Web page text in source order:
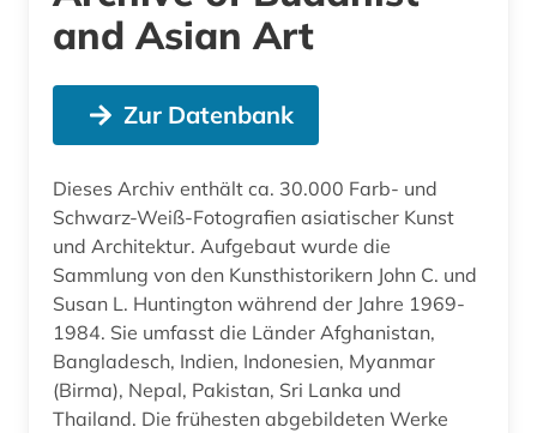
and Asian Art
Zur Datenbank
Dieses Archiv enthält ca. 30.000 Farb- und
Schwarz-Weiß-Fotografien asiatischer Kunst
und Architektur. Aufgebaut wurde die
Sammlung von den Kunsthistorikern John C. und
Susan L. Huntington während der Jahre 1969-
1984. Sie umfasst die Länder Afghanistan,
Bangladesch, Indien, Indonesien, Myanmar
(Birma), Nepal, Pakistan, Sri Lanka und
Thailand. Die frühesten abgebildeten Werke